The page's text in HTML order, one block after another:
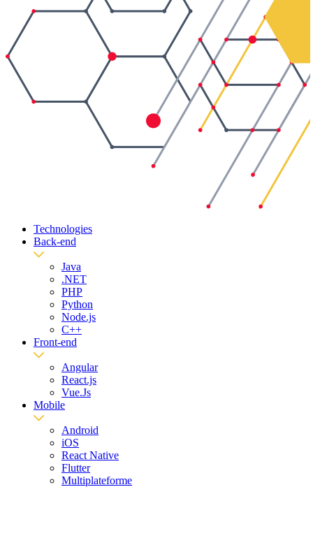
Technologies
Back-end
Java
.NET
PHP
Python
Node.js
C++
Front-end
Angular
React.js
Vue.Js
Mobile
Android
iOS
React Native
Flutter
Multiplateforme